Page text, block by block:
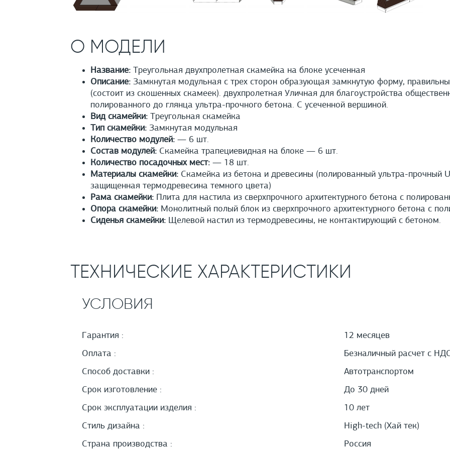
О МОДЕЛИ
Название: Треугольная двухпролетная скамейка на блоке усеченная
Описание: Замкнутая модульная с трех сторон образующая замкнутую форму,
(состоит из скошенных скамеек). двухпролетная Уличная для благоустройства
полированного до глянца ультра-прочного бетона. С усеченной вершиной.
Вид скамейки: Треугольная скамейка
Тип скамейки: Замкнутая модульная
Количество модулей: — 6 шт.
Состав модулей: Скамейка трапециевидная на блоке — 6 шт.
Количество посадочных мест: — 18 шт.
Материалы скамейки: Скамейка из бетона и древесины (полированный ультра-прочный
защищенная термодревесина темного цвета)
Рама скамейки: Плита для настила из сверхпрочного архитектурного бетона с
Опора скамейки: Монолитный полый блок из сверхпрочного архитектурного бетона с
Сиденья скамейки: Щелевой настил из термодревесины, не контактирующий с бетоном.
ТЕХНИЧЕСКИЕ ХАРАКТЕРИСТИКИ
УСЛОВИЯ
Гарантия :
12 месяцев
Оплата :
Безналичный расчет с
Способ доставки :
Автотранспортом
Срок изготовление :
До 30 дней
Срок эксплуатации изделия :
10 лет
Стиль дизайна :
High-tech (Хай тек)
Страна производства :
Россия